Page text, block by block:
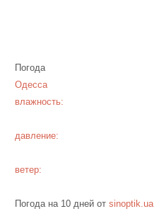
Погода
Одесса
влажность:
давление:
ветер:
Погода на 10 дней от sinoptik.ua